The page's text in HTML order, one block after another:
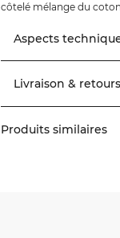
côtelé mélange du
sa forme. Conçu avec
fini par un discret logo
parfaitement seul. 47%
Aspects
Livraison & retours
Produits similaires